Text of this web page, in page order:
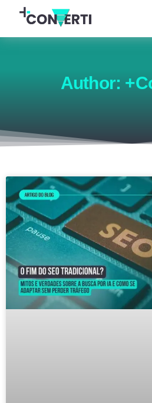
Author: